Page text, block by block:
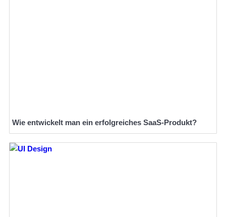
Wie entwickelt man ein erfolgreiches SaaS-Produkt?